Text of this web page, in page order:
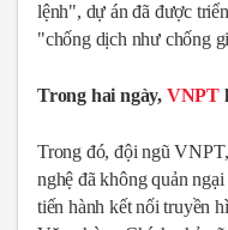
lệnh", dự án đã được
"chống dịch như chống
Trong hai ngày, VNPT
Trong đó, đội ngũ
nghệ đã không quản
tiến hành kết nối truyền